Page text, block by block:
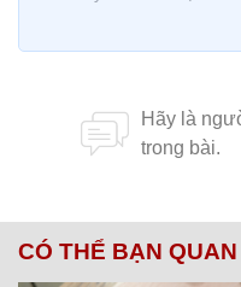
CÓ THỂ BẠN